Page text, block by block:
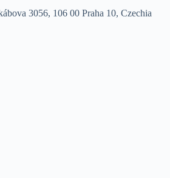
3056, 106 00 Praha 10, Czechia